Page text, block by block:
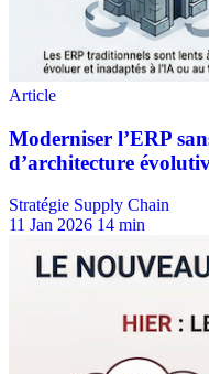
Stratégie Supply Chain
11 Jan 2026 14 min